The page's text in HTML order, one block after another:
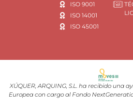
ISO 9001
ISO 14001
ISO 45001
XÚQUER, ARQUING, S.L. ha recibido una
Europea con cargo al Fondo